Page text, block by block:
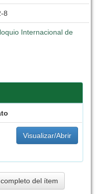
8
Internacional de
Visualizar/Abrir
del ítem